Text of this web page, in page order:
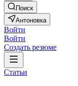
Поиск
Антоновка
Войти
Войти
Создать резюме
Статьи